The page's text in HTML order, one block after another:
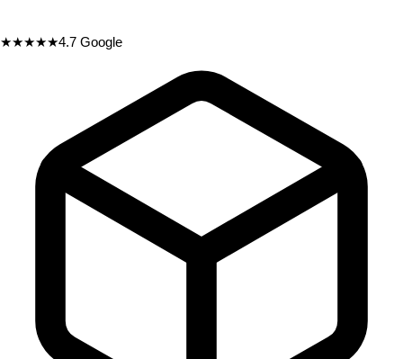
★★★★★4.7 Google